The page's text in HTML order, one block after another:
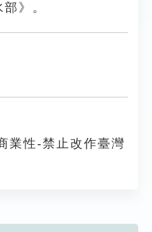
》。
業性-禁止改作臺灣